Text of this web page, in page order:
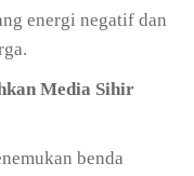
energi negatif dan
Media Sihir
benda